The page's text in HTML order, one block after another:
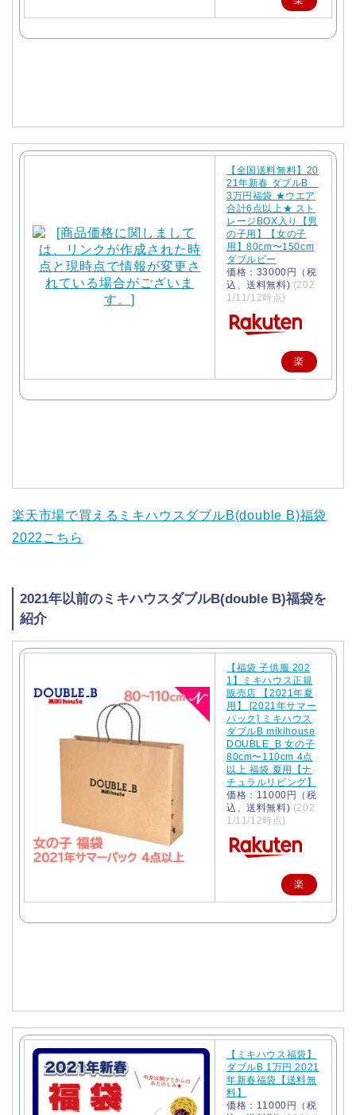
天
【全国送料無料】20
21年新春 ダブルB
3万円福袋 ★ウエア
合計6点以上★ スト
レージBOX入り【男
の子用】【女の子
用】80cm〜150cm
ダブルビー
価格：33000円（税
込、送料無料) (202
1/11/12時点)
楽
天
楽天市場で買えるミキハウスダブルB(double B)福袋
2022こちら
2021年以前のミキハウスダブルB(double B)福袋を
紹介
【福袋 子供服 202
1】ミキハウス正規
販売店 【2021年夏
用】 [2021年サマー
パック] ミキハウス
ダブルB mikihouse
DOUBLE_B 女の子
80cm〜110cm 4点
以上 福袋 夏用【ナ
チュラルリビング】
価格：11000円（税
込、送料無料) (202
1/11/12時点)
楽
天
【ミキハウス福袋】
ダブルB 1万円 2021
年新春福袋【送料無
料】
価格：11000円（税